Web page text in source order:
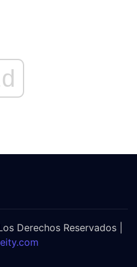
Derechos Reservados |